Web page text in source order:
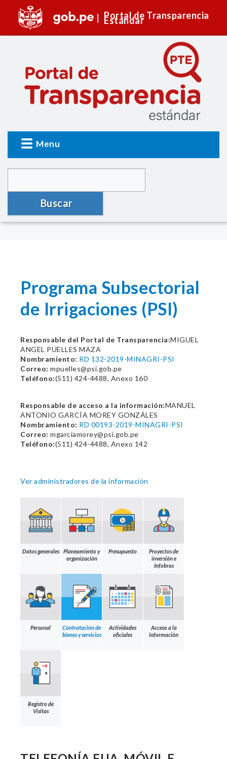
Portal de Transparencia
Estándar
Menu
Buscar
Programa Subsectorial
de Irrigaciones (PSI)
Responsable del Portal de Transparencia:MIGUEL
ANGEL PUELLES MAZA
Nombramiento: RD 132-2019-MINAGRI-PSI
Correo: mpuelles@psi.gob.pe
Teléfono:(511) 424-4488, Anexo 160
Responsable de acceso a la información:MANUEL
ANTONIO GARCÍA MOREY GONZÁLES
Nombramiento: RD 00193-2019-MINAGRI-PSI
Correo: mgarciamorey@psi.gob.pe
Teléfono:(511) 424-4488, Anexo 142
Ver administradores de la información
Datos generales
Planeamiento y
organización
Presupuesto
Proyectos de
inversión e
Infobras
Personal
Contratación de
bienes y servicios
Actividades
oficiales
Acceso a la
información
Registro de
Visitas